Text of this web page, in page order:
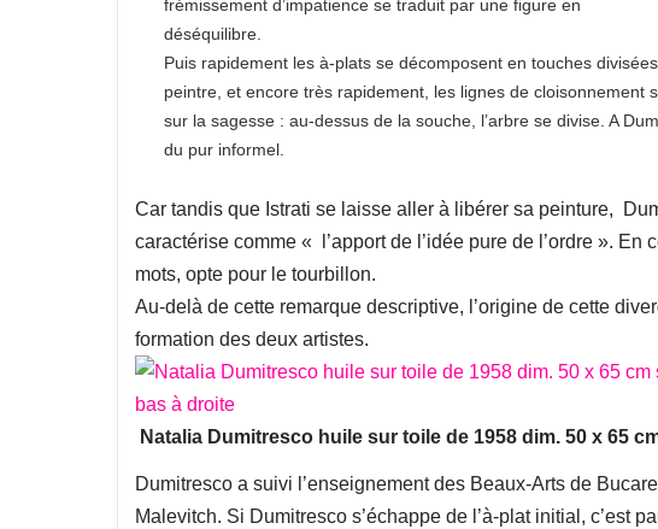
frémissement d’impatience se traduit par une figure en
déséquilibre.
Puis rapidement les à-plats se décomposent en touches
peintre, et encore très rapidement, les lignes de cloisonnement
sur la sagesse : au-dessus de la souche, l’arbre se divise. A
du pur informel.
Car tandis que Istrati se laisse aller à libérer sa peinture,
caractérise comme « l’apport de l’idée pure de l’ordre ». En
mots, opte pour le tourbillon.
Au-delà de cette remarque descriptive, l’origine de cette
formation des deux artistes.
Natalia Dumitresco huile sur toile de 1958 dim. 50 x 65
Dumitresco a suivi l’enseignement des Beaux-Arts de
Malevitch. Si Dumitresco s’échappe de l’à-plat initial, c’est